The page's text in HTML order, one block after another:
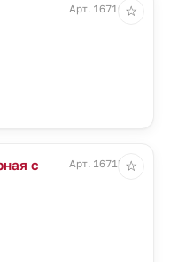
Арт. 16710.40
☆
с
Арт. 16715.60
☆